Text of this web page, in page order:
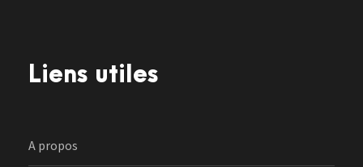
Liens utiles
A propos